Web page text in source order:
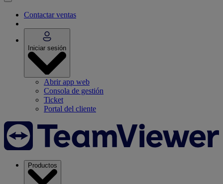
Contactar ventas
Iniciar sesión
Abrir app web
Consola de gestión
Ticket
Portal del cliente
Productos